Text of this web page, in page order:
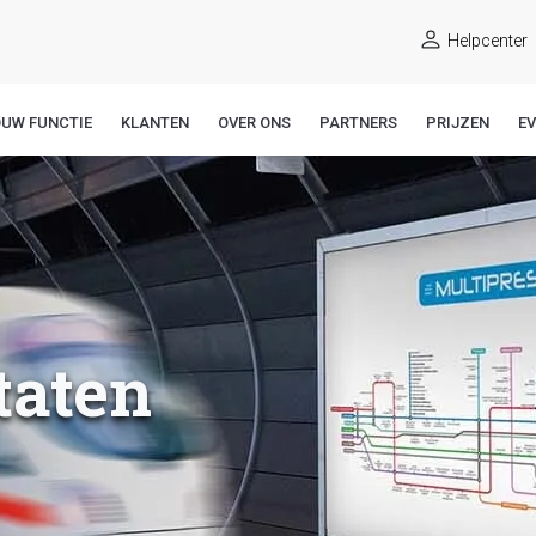
Helpcenter
FUNCTIE KLANTEN OVER ONS PARTNERS PRIJZEN